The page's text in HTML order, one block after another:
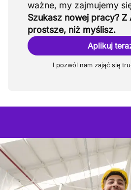
Szukasz nowej pracy? Z
prostsze, niż myślisz.
Aplikuj
I pozwól nam zająć się